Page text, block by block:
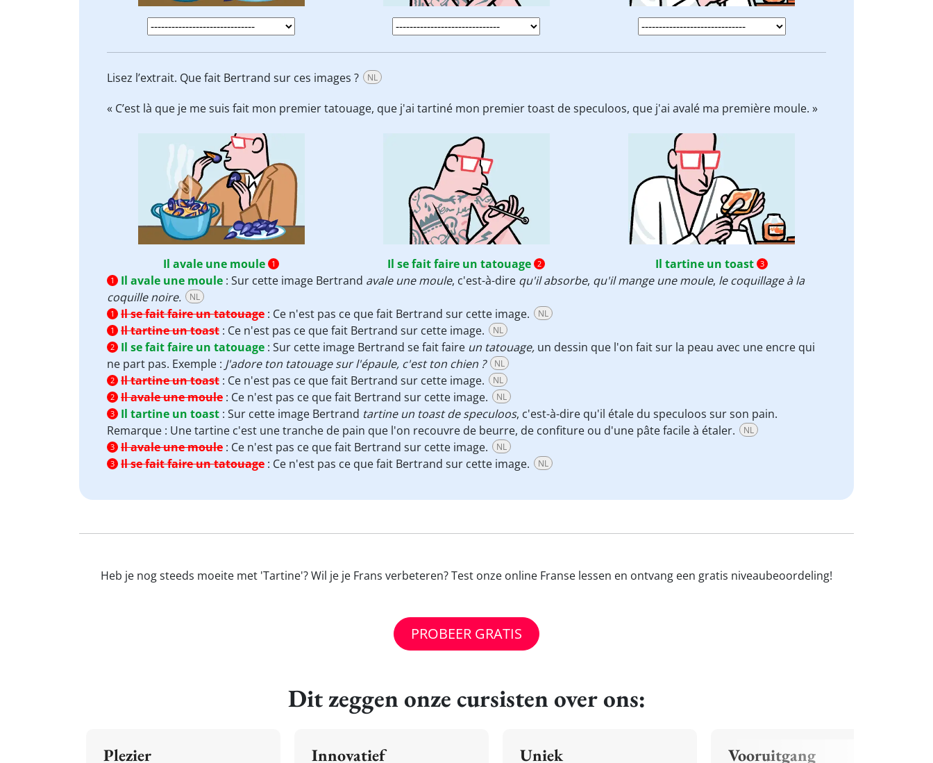
Lisez l’extrait. Que fait Bertrand sur ces images ? NL
« C’est là que je me suis fait mon premier tatouage, que j'ai tartiné mon premier toast de speculoos, que j'ai avalé ma première moule. »
Il avale une moule 1 Il se fait faire un tatouage 2 Il tartine un toast
3
1
Il avale une moule : Sur cette image Bertrand avale une moule, c'est-à-dire qu'il absorbe, qu'il mange une moule, le coquillage à la
coquille noire.
NL
1 Il se fait faire un tatouage : Ce n'est pas ce que fait Bertrand sur cette image. NL
1 Il tartine un toast : Ce n'est pas ce que fait Bertrand sur cette image. NL
2 Il se fait faire un tatouage : Sur cette image Bertrand se fait faire un tatouage, un dessin que l'on fait sur la peau avec une encre qui
ne part pas. Exemple : J'adore ton tatouage sur l'épaule, c'est ton chien ? NL
2 Il tartine un toast : Ce n'est pas ce que fait Bertrand sur cette image. NL
2 Il avale une moule : Ce n'est pas ce que fait Bertrand sur cette image. NL
3 Il tartine un toast : Sur cette image Bertrand tartine un toast de speculoos, c'est-à-dire qu'il étale du speculoos sur son pain.
Remarque : Une tartine c'est une tranche de pain que l'on recouvre de beurre, de confiture ou d'une pâte facile à étaler.
NL
3 Il avale une moule : Ce n'est pas ce que fait Bertrand sur cette image. NL
3 Il se fait faire un tatouage : Ce n'est pas ce que fait Bertrand sur cette image. NL
Heb je nog steeds moeite met 'Tartine'? Wil je je Frans verbeteren? Test onze online Franse lessen en ontvang een gratis niveaubeoordeling!
PROBEER GRATIS
Dit zeggen onze cursisten over ons:
Plezier Innovatief Uniek Vooruitgang